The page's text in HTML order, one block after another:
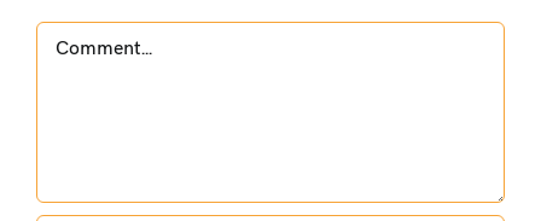
Comment